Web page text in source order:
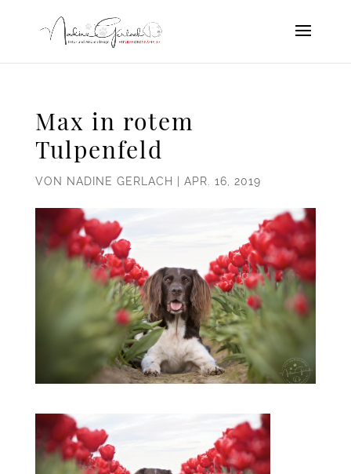
Max in rotem
Tulpenfeld
VON NADINE GERLACH APR. 16, 2019